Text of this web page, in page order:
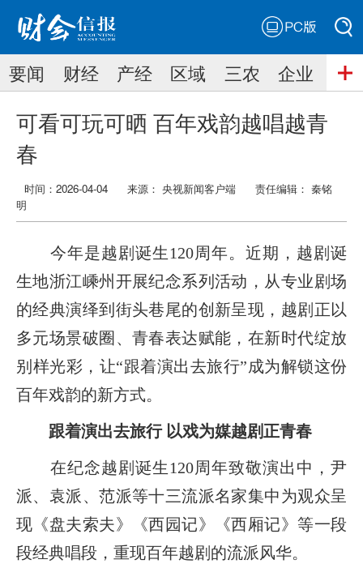
搜索
搜索
要闻 财经 产经 区域 三农 企业
可看可玩可晒 百年戏韵越唱越青
春
时间：2026-04-04 来源： 央视新闻客户端 责任编辑： 秦铭
明
今年是越剧诞生120周年。近期，越剧诞
生地浙江嵊州开展纪念系列活动，从专业剧场
的经典演绎到街头巷尾的创新呈现，越剧正以
多元场景破圈、青春表达赋能，在新时代绽放
别样光彩，让“跟着演出去旅行”成为解锁这份
百年戏韵的新方式。
跟着演出去旅行 以戏为媒越剧正青春
在纪念越剧诞生120周年致敬演出中，尹
派、袁派、范派等十三流派名家集中为观众呈
现《盘夫索夫》《西园记》《西厢记》等一段
段经典唱段，重现百年越剧的流派风华。